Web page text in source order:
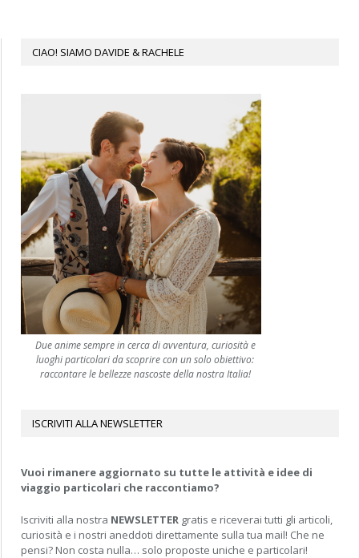
CIAO! SIAMO DAVIDE & RACHELE
Due anime sempre in cerca di avventura, curiosità e
luoghi particolari da scoprire con un solo obiettivo:
raccontare le bellezze nascoste della nostra Italia!
ISCRIVITI ALLA NEWSLETTER
Vuoi rimanere aggiornato su tutte le attività e idee di
viaggio particolari che raccontiamo?
Iscriviti alla nostra NEWSLETTER gratis e riceverai tutti gli articoli,
curiosità e i nostri aneddoti direttamente sulla tua mail! Che ne
pensi? Non costa nulla… solo proposte uniche e particolari!